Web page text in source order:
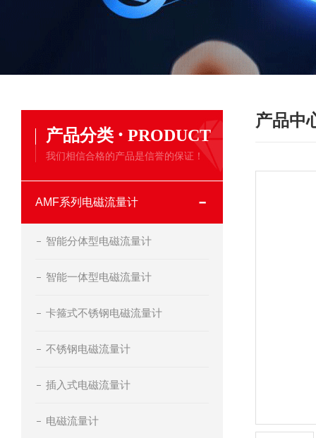
产品分类 · PRODUCT
我们相信合格的产品是信誉的保证！
AMF系列电磁流量计
智能分体型电磁流量计
智能一体型电磁流量计
卡箍式不锈钢电磁流量计
不锈钢电磁流量计
插入式电磁流量计
电磁流量计
产品中